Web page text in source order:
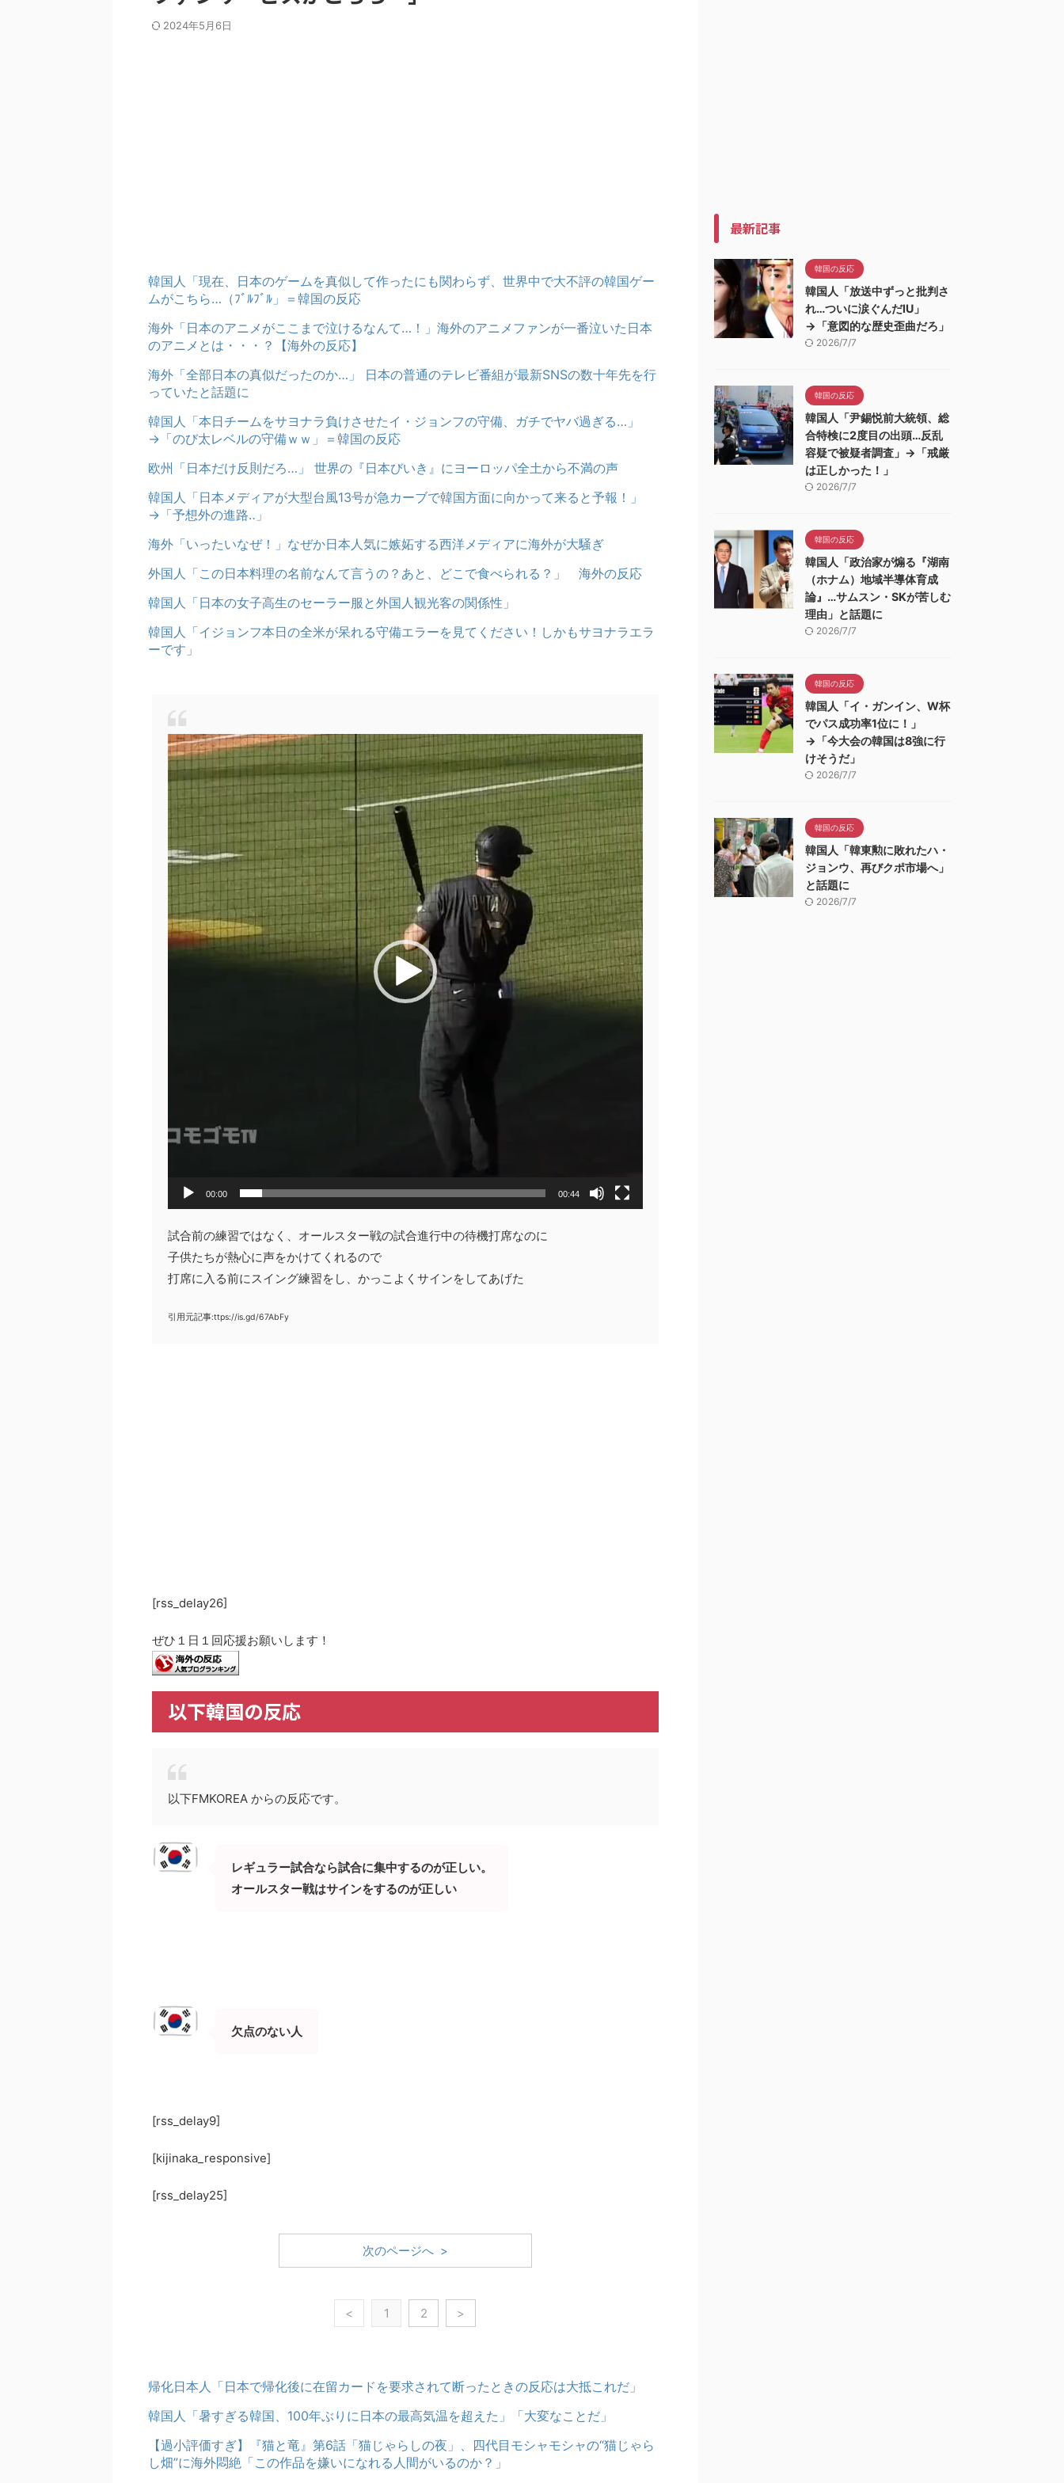
2024年5月6日
韓国人「現在、日本のゲームを真似して作ったにも関わらず、世界中で大不評の韓国ゲー
ムがこちら…（ﾌﾞﾙﾌﾞﾙ」＝韓国の反応
海外「日本のアニメがここまで泣けるなんて…！」海外のアニメファンが一番泣いた日本
のアニメとは・・・？【海外の反応】
海外「全部日本の真似だったのか…」 日本の普通のテレビ番組が最新SNSの数十年先を行
っていたと話題に
韓国人「本日チームをサヨナラ負けさせたイ・ジョンフの守備、ガチでヤバ過ぎる…」
→「のび太レベルの守備ｗｗ」＝韓国の反応
欧州「日本だけ反則だろ…」 世界の『日本びいき』にヨーロッパ全土から不満の声
韓国人「日本メディアが大型台風13号が急カーブで韓国方面に向かって来ると予報！」
→「予想外の進路‥」
海外「いったいなぜ！」なぜか日本人気に嫉妬する西洋メディアに海外が大騒ぎ
外国人「この日本料理の名前なんて言うの？あと、どこで食べられる？」 海外の反応
韓国人「日本の女子高生のセーラー服と外国人観光客の関係性」
韓国人「イジョンフ本日の全米が呆れる守備エラーを見てください！しかもサヨナラエラ
ーです」
動
画
レ
ー
ヤ
ー
00:00 00:44
試合前の練習ではなく、オールスター戦の試合進行中の待機打席なのに
子供たちが熱心に声をかけてくれるので
打席に入る前にスイング練習をし、かっこよくサインをしてあげた
引用元記事:ttps://is.gd/67AbFy
[rss_delay26]
ぜひ１日１回応援お願いします！
以下韓国の反応
以下FMKOREA からの反応です。
レギュラー試合なら試合に集中するのが正しい。
オールスター戦はサインをするのが正しい
欠点のない人
[rss_delay9]
[kijinaka_responsive]
[rss_delay25]
次のページへ >
< 1 2 >
帰化日本人「日本で帰化後に在留カードを要求されて断ったときの反応は大抵これだ」
韓国人「暑すぎる韓国、100年ぶりに日本の最高気温を超えた」「大変なことだ」
【過小評価すぎ】『猫と竜』第6話「猫じゃらしの夜」、四代目モシャモシャの“猫じゃら
し畑”に海外悶絶「この作品を嫌いになれる人間がいるのか？」
最新記事
韓国の反応
韓国人「放送中ずっと批判さ
れ…ついに涙ぐんだIU」
→「意図的な歴史歪曲だろ」
2026/7/7
韓国の反応
韓国人「尹錫悦前大統領、総
合特検に2度目の出頭…反乱
容疑で被疑者調査」→「戒厳
は正しかった！」
2026/7/7
韓国の反応
韓国人「政治家が煽る『湖南
（ホナム）地域半導体育成
論』…サムスン・SKが苦しむ
理由」と話題に
2026/7/7
韓国の反応
韓国人「イ・ガンイン、W杯
でパス成功率1位に！」
→「今大会の韓国は8強に行
けそうだ」
2026/7/7
韓国の反応
韓国人「韓東勲に敗れたハ・
ジョンウ、再びクポ市場へ」
と話題に
2026/7/7